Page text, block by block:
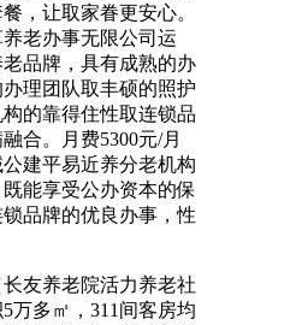
，让取家眷更安心。
老办事无限公司运
品牌，具有成熟的办
理团队取丰硕的照护
的靠得住性取连锁品
合。月费5300元/月
建平易近养分老机构
能享受公办资本的保
品牌的优良办事，性
养老院活力养老社
万多㎡，311间客房均